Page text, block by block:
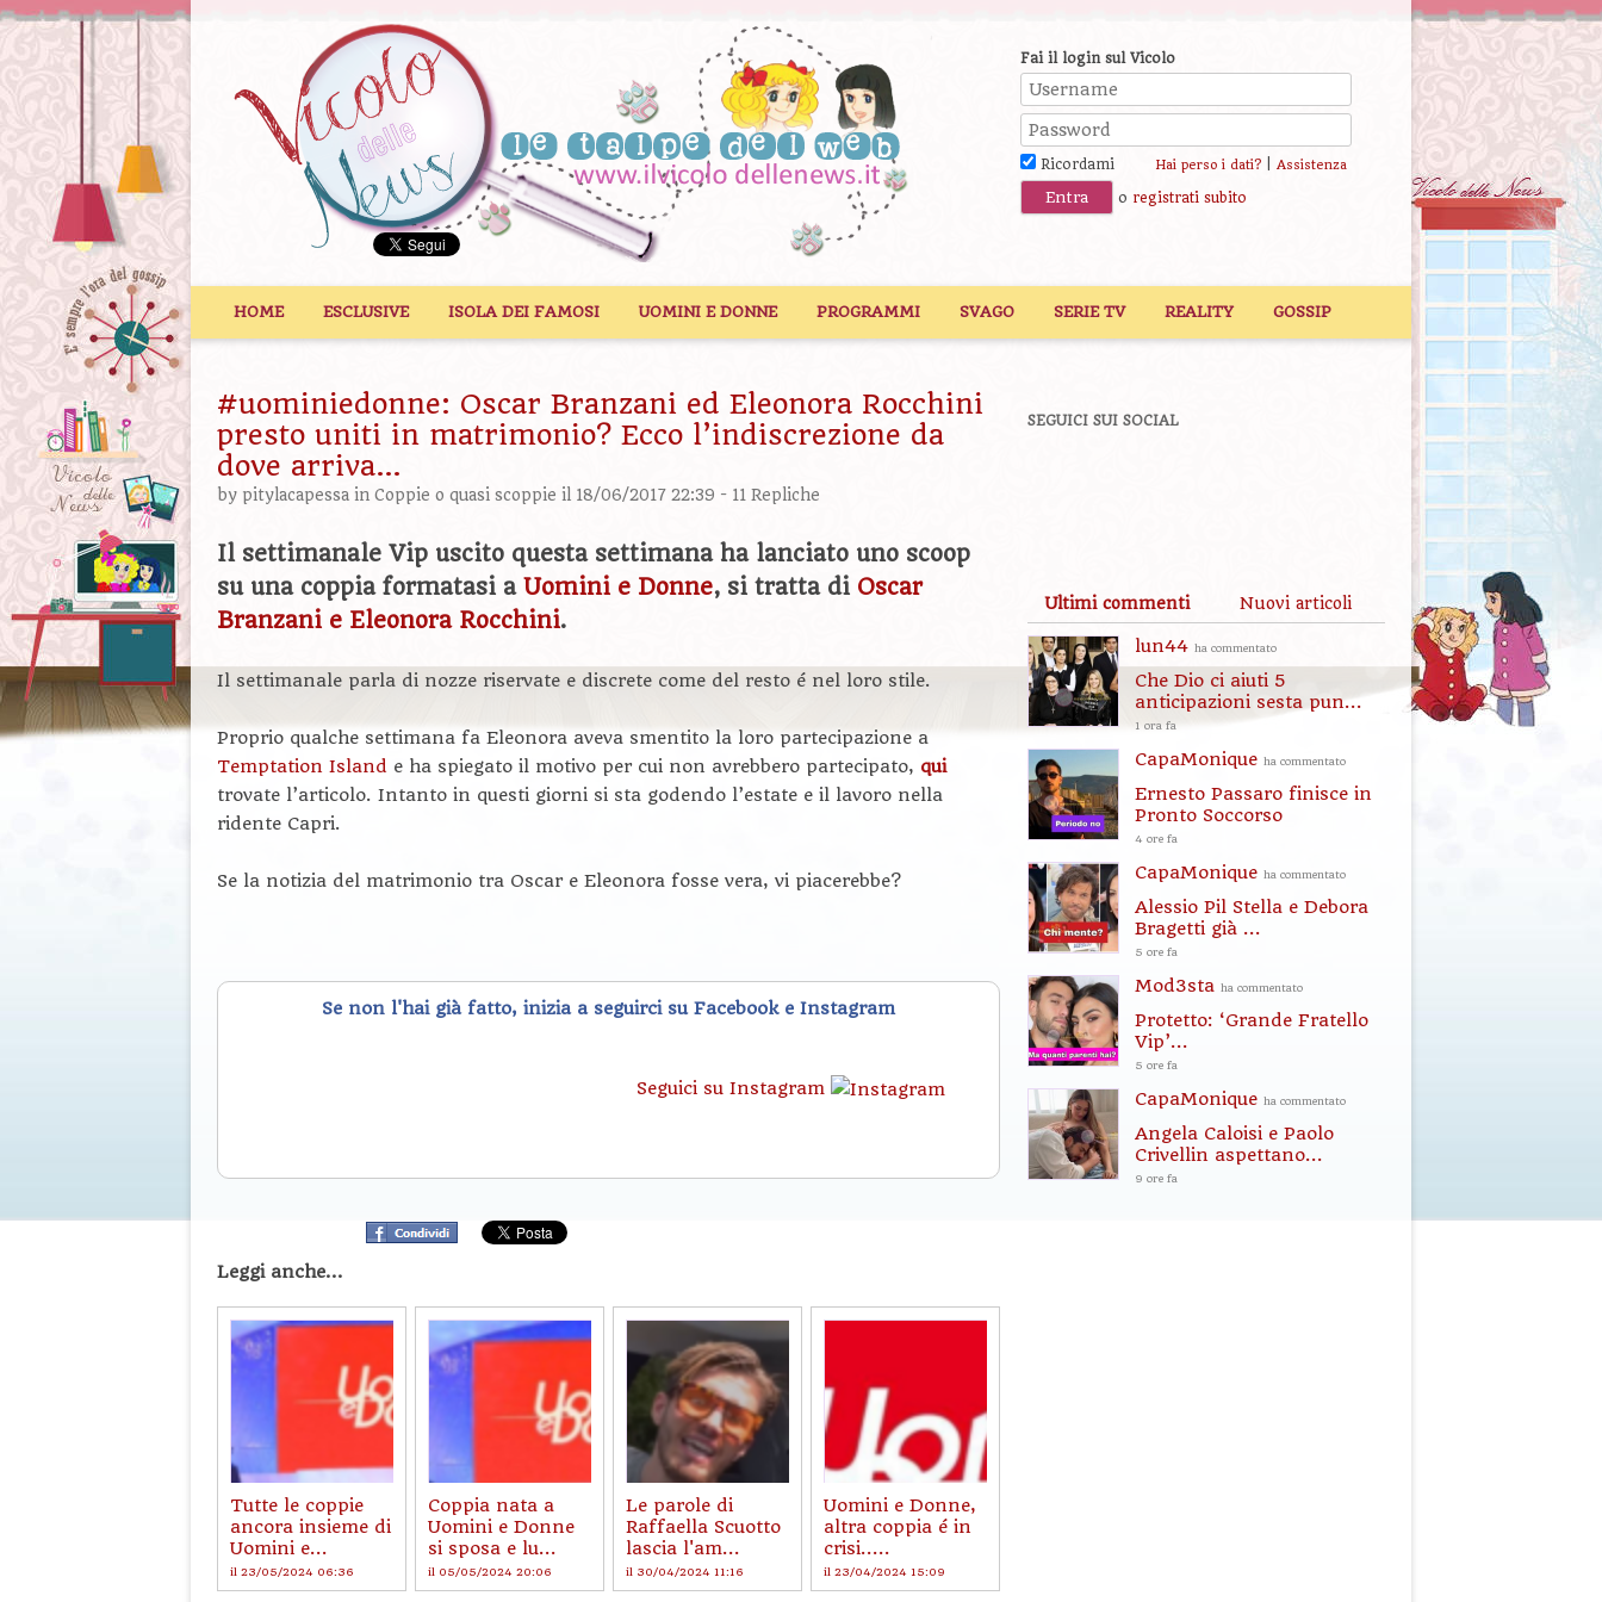
Fai il login sul Vicolo
Ricordami Hai perso i dati?| Assistenza
o registrati subito
HOME ESCLUSIVE ISOLA DEI FAMOSI UOMINI E DONNE PROGRAMMI SVAGO SERIE TV REALITY GOSSIP
#uominiedonne: Oscar Branzani ed Eleonora Rocchini
presto uniti in matrimonio? Ecco l’indiscrezione da
dove arriva…
by pitylacapessa in Coppie o quasi scoppie il 18/06/2017 22:39 - 11 Repliche
Il settimanale Vip uscito questa settimana ha lanciato uno scoop
su una coppia formatasi a Uomini e Donne, si tratta di Oscar
Branzani e Eleonora Rocchini.
Il settimanale parla di nozze riservate e discrete come del resto é nel loro stile.
Proprio qualche settimana fa Eleonora aveva smentito la loro partecipazione a
Temptation Island e ha spiegato il motivo per cui non avrebbero partecipato, qui
trovate l’articolo. Intanto in questi giorni si sta godendo l’estate e il lavoro nella
ridente Capri.
Se la notizia del matrimonio tra Oscar e Eleonora fosse vera, vi piacerebbe?
Se non l'hai già fatto, inizia a seguirci su Facebook e Instagram
Seguici su Instagram
Leggi anche...
Tutte le coppie
ancora insieme di
Uomini e...
il 23/05/2024 06:36
Coppia nata a
Uomini e Donne
si sposa e lu...
il 05/05/2024 20:06
Le parole di
Raffaella Scuotto
lascia l'am...
il 30/04/2024 11:16
Uomini e Donne,
altra coppia é in
crisi.....
il 23/04/2024 15:09
SEGUICI SUI SOCIAL
Ultimi commenti Nuovi articoli
lun44 ha commentato
Che Dio ci aiuti 5
anticipazioni sesta pun...
1 ora fa
CapaMonique ha commentato
Ernesto Passaro finisce in
Pronto Soccorso
4 ore fa
CapaMonique ha commentato
Alessio Pil Stella e Debora
Bragetti già ...
5 ore fa
Mod3sta ha commentato
Protetto: ‘Grande Fratello
Vip’...
5 ore fa
CapaMonique ha commentato
Angela Caloisi e Paolo
Crivellin aspettano...
9 ore fa